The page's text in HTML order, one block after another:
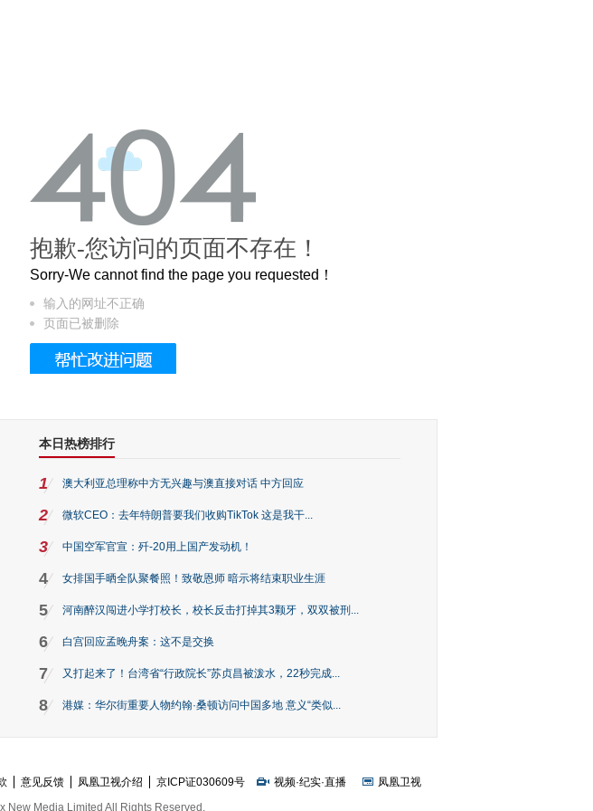
底有多美？
抱歉-您访问的页面不存在！
Sorry-We cannot find the page you requested！
输入的网址不正确
页面已被删除
本日热榜排行
1 澳大利亚总理称中方无兴趣与澳直接对话 中方回应
2 微软CEO：去年特朗普要我们收购TikTok 这是我干...
3 中国空军官宣：歼-20用上国产发动机！
4 女排国手晒全队聚餐照！致敬恩师 暗示将结束职业生涯
5 河南醉汉闯进小学打校长，校长反击打掉其3颗牙，双双被刑...
6 白宫回应孟晚舟案：这不是交换
7 又打起来了！台湾省“行政院长”苏贞昌被泼水，22秒完成...
8 港媒：华尔街重要人物约翰·桑顿访问中国多地 意义“类似...
意见反馈 凤凰卫视介绍 京ICP证030609号 视频·纪实·直播
凤凰卫视
New Media Limited All Rights Reserved.